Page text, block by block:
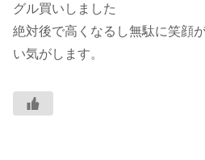
グル買いしました
絶対後で高くなるし無駄に笑顔
い気がします。